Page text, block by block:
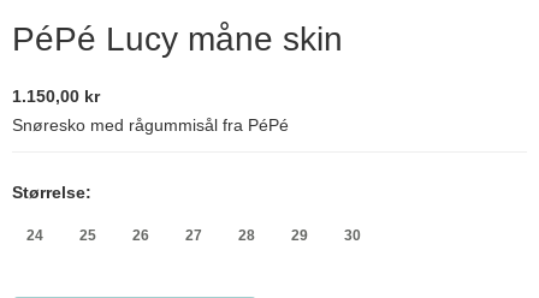
PéPé Lucy måne skin
1.150,00 kr
Snøresko med rågummisål fra PéPé
Størrelse:
24 25 26 27 28 29 30